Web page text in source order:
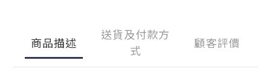
商品描述
送貨及付款方
式
顧客評價